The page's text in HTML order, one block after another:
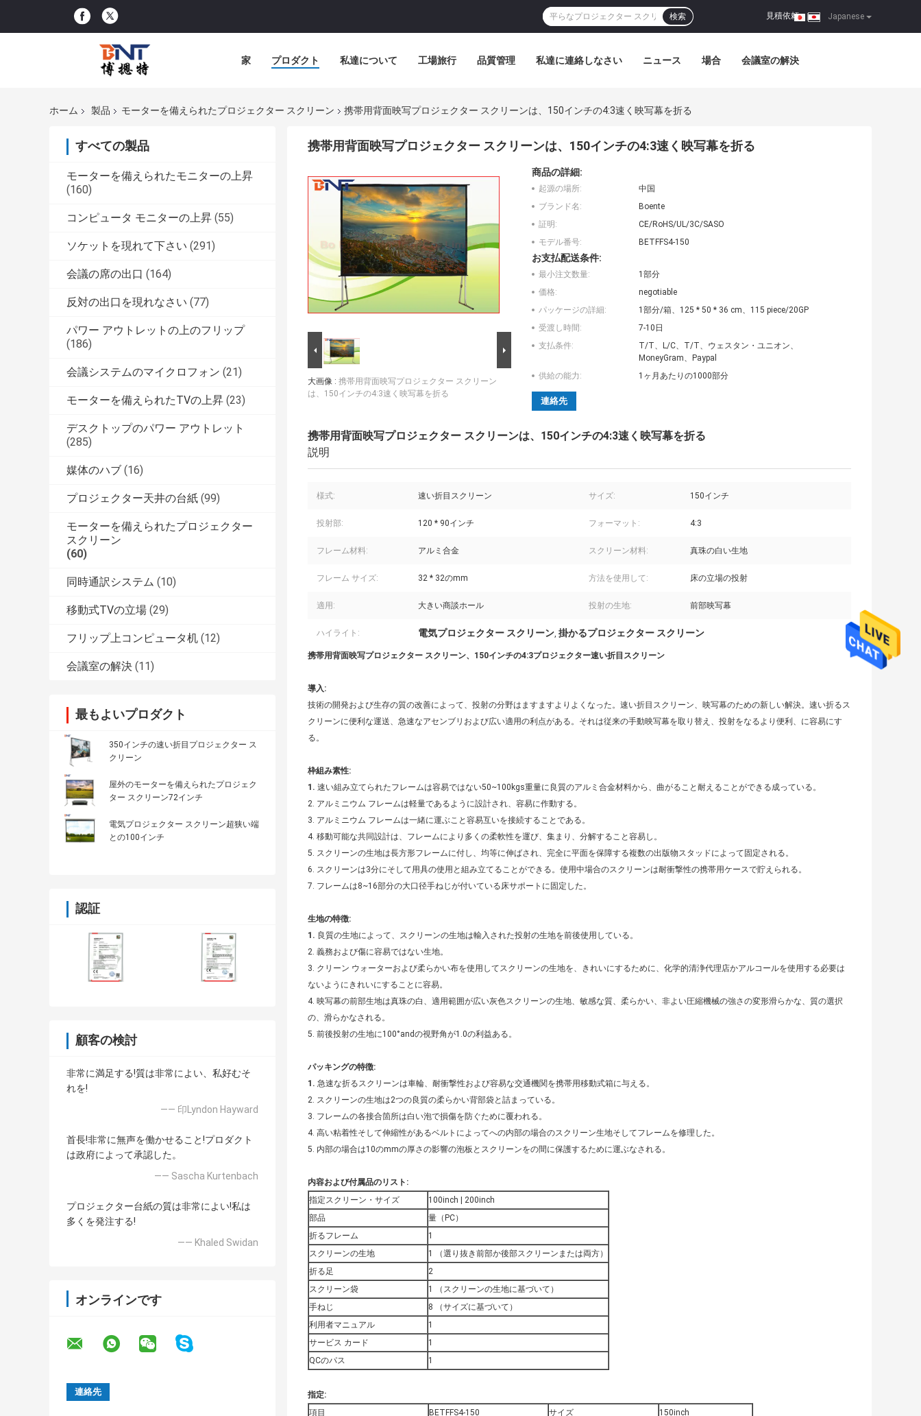
Japanese
見積依頼 |
検索
家 プロダクト 私達について 工場旅行 品質管理 私達に連絡しなさい ニュース 場合 会議室の解決
ホーム 製品 モーターを備えられたプロジェクター スクリーン 携帯用背面映写プロジェクター スクリーンは、150インチの4:3速く映写幕を折る
すべての製品
モーターを備えられたモニターの上昇
(160)
コンピュータ モニターの上昇 (55)
ソケットを現れて下さい (291)
会議の席の出口 (164)
反対の出口を現れなさい (77)
パワー アウトレットの上のフリップ
(186)
会議システムのマイクロフォン (21)
モーターを備えられたTVの上昇 (23)
デスクトップのパワー アウトレット
(285)
媒体のハブ (16)
プロジェクター天井の台紙 (99)
モーターを備えられたプロジェクター
スクリーン
(60)
同時通訳システム (10)
移動式TVの立場 (29)
フリップ上コンピュータ机 (12)
会議室の解決 (11)
最もよいプロダクト
350インチの速い折目プロジェクター ス
クリーン
屋外のモーターを備えられたプロジェク
ター スクリーン72インチ
電気プロジェクター スクリーン超狭い端
との100インチ
認証
顧客の検討
非常に満足する!質は非常によい、私好むそ
れを!
—— 印Lyndon Hayward
首長!非常に無声を働かせること!プロダクト
は政府によって承認した。
—— Sascha Kurtenbach
プロジェクター台紙の質は非常によい!私は
多くを発注する!
—— Khaled Swidan
オンラインです
携帯用背面映写プロジェクター スクリーンは、150インチの4:3速く映写幕を折る
大画像 : 携帯用背面映写プロジェクター スクリーン
は、150インチの4:3速く映写幕を折る
商品の詳細:
起源の場所:
中国
ブランド名:
Boente
証明:
CE/RoHS/UL/3C/SASO
モデル番号:
BETFFS4-150
お支払配送条件:
最小注文数量:
1部分
価格:
negotiable
パッケージの詳細:
1部分/箱、125 * 50 * 36 cm、115 piece/20GP
受渡し時間:
7-10日
支払条件:
T/T、L/C、T/T、ウェスタン・ユニオン、
MoneyGram、Paypal
供給の能力:
1ヶ月あたりの1000部分
連絡先
携帯用背面映写プロジェクター スクリーンは、150インチの4:3速く映写幕を折る
説明
様式: 速い折目スクリーン サイズ: 150インチ
投射部: 120 * 90インチ フォーマット: 4:3
フレーム材料: アルミ合金 スクリーン材料: 真珠の白い生地
フレーム サイズ: 32 * 32のmm 方法を使用して: 床の立場の投射
適用: 大きい商談ホール 投射の生地: 前部映写幕
ハイライト: 電気プロジェクター スクリーン, 掛かるプロジェクター スクリーン
携帯用背面映写プロジェクター スクリーン、150インチの4:3プロジェクター速い折目スクリーン
導入:
技術の開発および生存の質の改善によって、投射の分野はますますよりよくなった。速い折目スクリーン、映写幕のための新しい解決。速い折るス
クリーンに便利な運送、急速なアセンブリおよび広い適用の利点がある。それは従来の手動映写幕を取り替え、投射をなるより便利、に容易にす
る。
枠組み素性:
1. 速い組み立てられたフレームは容易ではない50~100kgs重量に良質のアルミ合金材料から、曲がること耐えることができる成っている。
2. アルミニウム フレームは軽量であるように設計され、容易に作動する。
3. アルミニウム フレームは一緒に運ぶこと容易互いを接続することである。
4. 移動可能な共同設計は、フレームにより多くの柔軟性を運び、集まり、分解すること容易し。
5. スクリーンの生地は長方形フレームに付し、均等に伸ばされ、完全に平面を保障する複数の出版物スタッドによって固定される。
6. スクリーンは3分にそして用具の使用と組み立てることができる。使用中場合のスクリーンは耐衝撃性の携帯用ケースで貯えられる。
7. フレームは8~16部分の大口径手ねじが付いている床サポートに固定した。
生地の特徴:
1. 良質の生地によって、スクリーンの生地は輸入された投射の生地を前後使用している。
2. 義務および傷に容易ではない生地。
3. クリーン ウォーターおよび柔らかい布を使用してスクリーンの生地を、きれいにするために、化学的清浄代理店かアルコールを使用する必要は
ないようにきれいにすることに容易。
4. 映写幕の前部生地は真珠の白、適用範囲が広い灰色スクリーンの生地、敏感な質、柔らかい、非よい圧縮機械の強さの変形滑らかな、質の選択
の、滑らかなされる。
5. 前後投射の生地に100°andの視野角が1.0の利益ある。
パッキングの特徴:
1. 急速な折るスクリーンは車輪、耐衝撃性および容易な交通機関を携帯用移動式箱に与える。
2. スクリーンの生地は2つの良質の柔らかい背部袋と詰まっている。
3. フレームの各接合箇所は白い泡で損傷を防ぐために覆われる。
4. 高い粘着性そして伸縮性があるベルトによってへの内部の場合のスクリーン生地そしてフレームを修理した。
5. 内部の場合は10のmmの厚さの影響の泡板とスクリーンをの間に保護するために運ぶなされる。
内容および付属品のリスト:
指定スクリーン・サイズ
100inch | 200inch
部品
量（PC）
折るフレーム
1
スクリーンの生地
1 （選り抜き前部か後部スクリーンまたは両方）
折る足
2
スクリーン袋
1 （スクリーンの生地に基づいて）
手ねじ
8 （サイズに基づいて）
利用者マニュアル
1
サービス カード
1
QCのパス
1
指定:
項目
BETFFS4-150 サイズ
150inch